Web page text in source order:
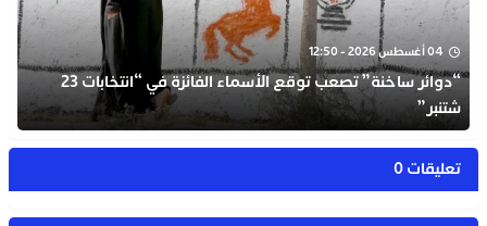
04 أغسطس 2026 - 12:50
“دوائر ساخنة” تصعب توقع الأسماء الفائزة في “انتخابات 23
شتنبر”
تعليقات 0